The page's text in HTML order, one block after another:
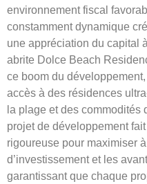
environnement fiscal
constamment dynamique
une appréciation du capital
abrite Dolce Beach
ce boom du
accès à des résidences
la plage et des
projet de développement
rigoureuse pour maximiser
d’investissement et les
garantissant que chaque